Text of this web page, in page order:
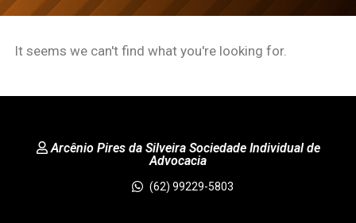
It seems we can't find what you're looking for.
Arcênio Pires da Silveira Sociedade Individual de
Advocacia
(62) 99229-5803